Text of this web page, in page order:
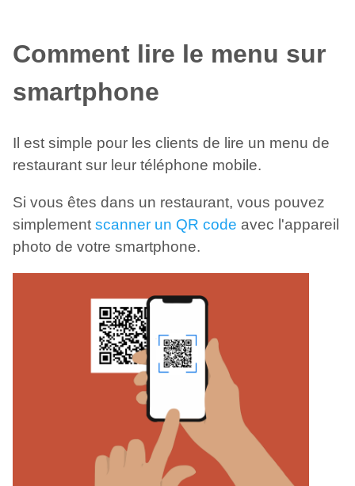
Comment lire le menu sur
smartphone
Il est simple pour les clients de lire un menu de
restaurant sur leur téléphone mobile.
Si vous êtes dans un restaurant, vous pouvez
simplement scanner un QR code avec l'appareil
photo de votre smartphone.